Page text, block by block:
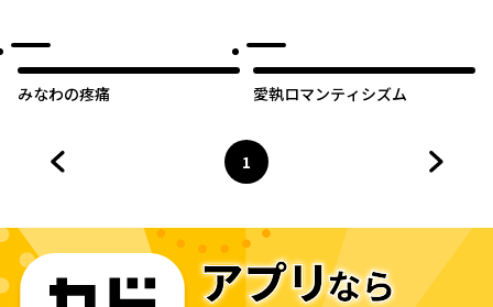
みなわの疼痛 愛執ロマンティシズム
ページ
1
へ